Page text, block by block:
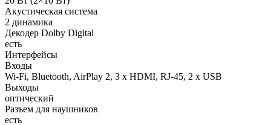
Акустическая система
2 динамика
Декодер Dolby Digital
есть
Интерфейсы
Входы
Wi-Fi, Bluetooth, AirPlay 2, 3 x HDMI, RJ-45, 2 x USB
Выходы
оптический
Разъем для наушников
есть